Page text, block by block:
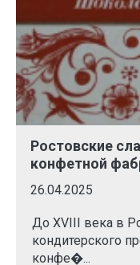
Ростовские
конфетной
26.04.2025
До XVIII века в
кондитерского
конфе�...